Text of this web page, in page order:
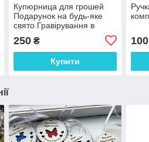
Купюрница для грошей
Подарунок на будь-яке
свято Гравірування в
подарунок Розмір: 18*9 см
250₴
Купити
100